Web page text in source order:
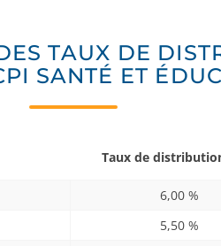
TAUX DE
SANTÉ ET
Taux de
6,00 %
5,50 %